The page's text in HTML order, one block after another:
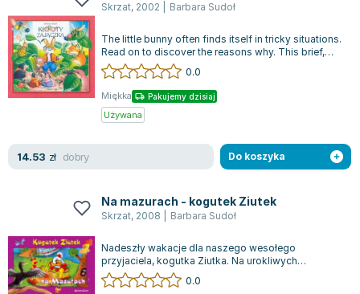
Marcin Kowalczyk
Piotr Zychowicz
Joanna Jabłczyńska
Piotr Kościelny
Jan Piński
Zygmunt Freud
Michel Moran
Katarzyna Miller
Antoine de Saint Exupery
Lew Tołstoj
Mark Twain
Skrzat, 2002 Barbara Sudoł
The little bunny often finds itself in tricky situations.
Read on to discover the reasons why. This brief,
richly illustrated stor...
0.0
Miękka Pakujemy dzisiaj
Używana
14.53 zł dobry Do koszyka
Na mazurach - kogutek Ziutek
Skrzat, 2008 Barbara Sudoł
Nadeszły wakacje dla naszego wesołego
przyjaciela, kogutka Ziutka. Na urokliwych
Mazurach doświadcza on serii komicznych
przygód....
0.0